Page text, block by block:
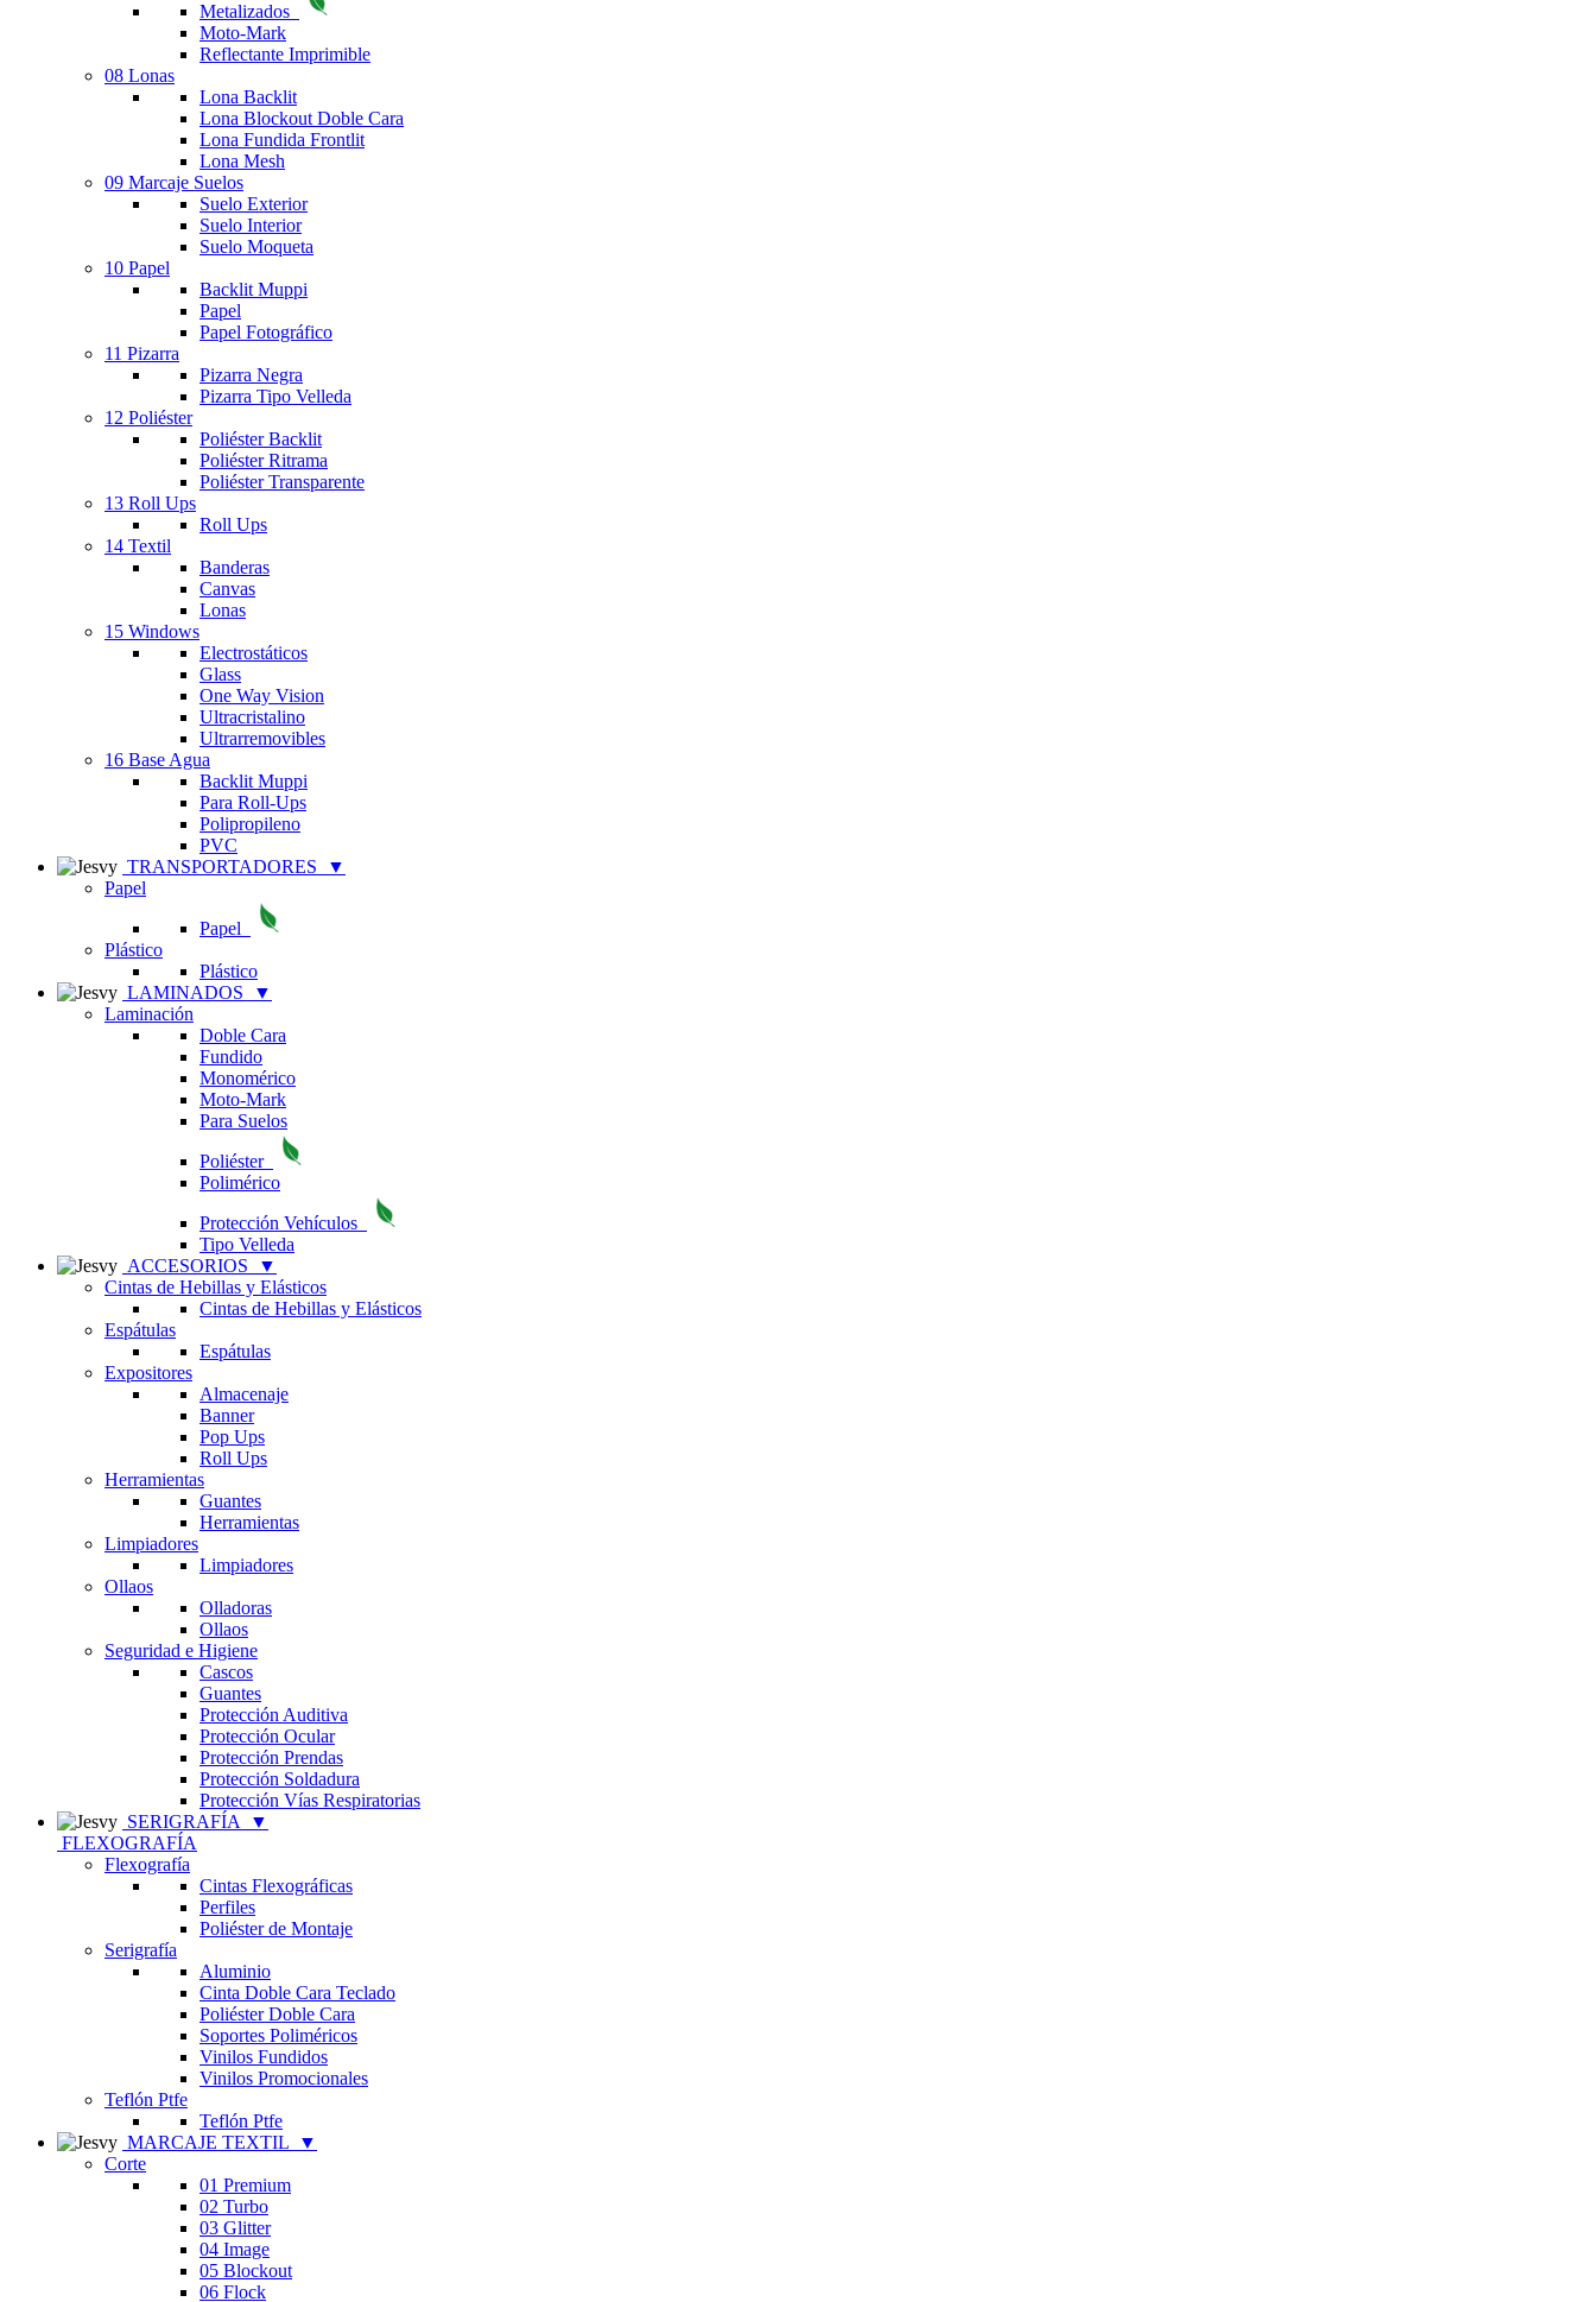
Metalizados
Moto-Mark
Reflectante Imprimible
08 Lonas
Lona Backlit
Lona Blockout Doble Cara
Lona Fundida Frontlit
Lona Mesh
09 Marcaje Suelos
Suelo Exterior
Suelo Interior
Suelo Moqueta
10 Papel
Backlit Muppi
Papel
Papel Fotográfico
11 Pizarra
Pizarra Negra
Pizarra Tipo Velleda
12 Poliéster
Poliéster Backlit
Poliéster Ritrama
Poliéster Transparente
13 Roll Ups
Roll Ups
14 Textil
Banderas
Canvas
Lonas
15 Windows
Electrostáticos
Glass
One Way Vision
Ultracristalino
Ultrarremovibles
16 Base Agua
Backlit Muppi
Para Roll-Ups
Polipropileno
PVC
TRANSPORTADORES
▼
Papel
Papel
Plástico
Plástico
LAMINADOS
▼
Laminación
Doble Cara
Fundido
Monomérico
Moto-Mark
Para Suelos
Poliéster
Polimérico
Protección Vehículos
Tipo Velleda
ACCESORIOS
▼
Cintas de Hebillas y Elásticos
Cintas de Hebillas y Elásticos
Espátulas
Espátulas
Expositores
Almacenaje
Banner
Pop Ups
Roll Ups
Herramientas
Guantes
Herramientas
Limpiadores
Limpiadores
Ollaos
Olladoras
Ollaos
Seguridad e Higiene
Cascos
Guantes
Protección Auditiva
Protección Ocular
Protección Prendas
Protección Soldadura
Protección Vías Respiratorias
SERIGRAFÍA
▼
FLEXOGRAFÍA
Flexografía
Cintas Flexográficas
Perfiles
Poliéster de Montaje
Serigrafía
Aluminio
Cinta Doble Cara Teclado
Poliéster Doble Cara
Soportes Poliméricos
Vinilos Fundidos
Vinilos Promocionales
Teflón Ptfe
Teflón Ptfe
MARCAJE TEXTIL
▼
Corte
01 Premium
02 Turbo
03 Glitter
04 Image
05 Blockout
06 Flock